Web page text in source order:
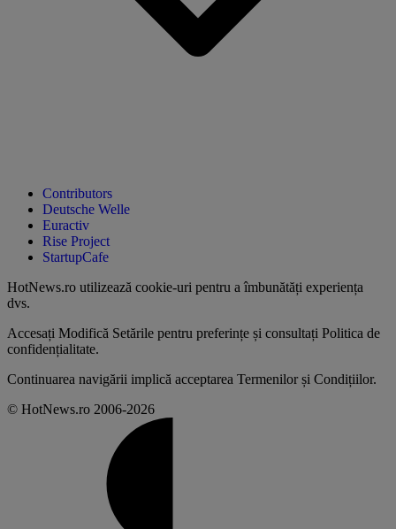
Contributors
Deutsche Welle
Euractiv
Rise Project
StartupCafe
HotNews.ro utilizează cookie-uri pentru a îmbunătăți experiența
dvs.
Accesați Modifică Setările pentru preferințe și consultați Politica de
confidențialitate.
Continuarea navigării implică acceptarea Termenilor și Condițiilor.
© HotNews.ro 2006-2026